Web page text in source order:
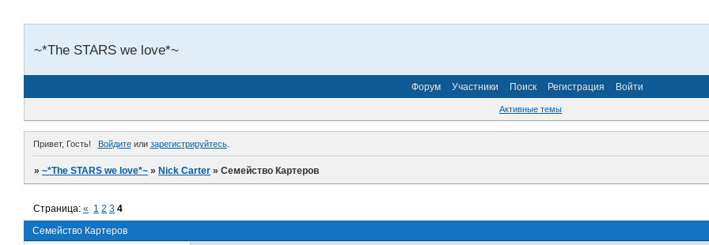
~*The STARS we love*~
Форум Участники Поиск Регистрация Войти
Активные темы
Привет, Гость! Войдитеили зарегистрируйтесь.
»~*The STARS we love*~ »Nick Carter »Семейство Картеров
Семейство Картеров
Страница:« 1 2 3 4